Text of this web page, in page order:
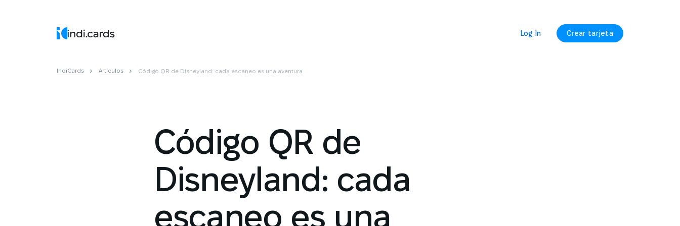
Log In Crear tarjeta
IndiCards Artículos Código QR de Disneyland: cada escaneo es una aventura
Código QR de
Disneyland: cada
escaneo es una